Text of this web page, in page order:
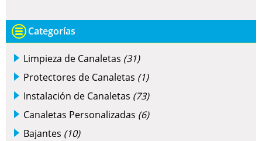
Categorías
Limpieza de Canaletas (31)
Protectores de Canaletas (1)
Instalación de Canaletas (73)
Canaletas Personalizadas (6)
Bajantes (10)